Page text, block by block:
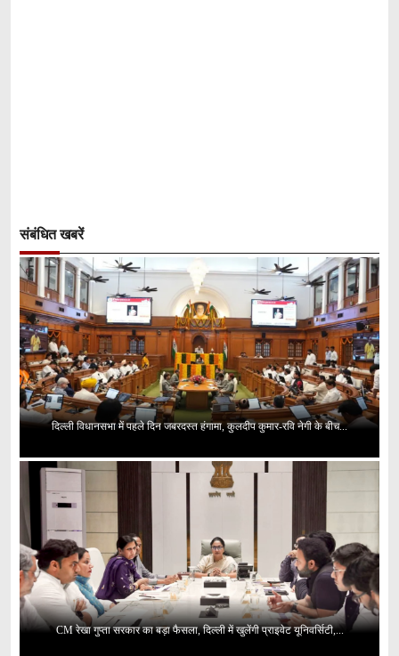
संबंधित खबरें
दिल्ली विधानसभा में पहले दिन जबरदस्त हंगामा, कुलदीप कुमार-रवि नेगी के बीच...
CM रेखा गुप्ता सरकार का बड़ा फैसला, दिल्ली में खुलेंगी प्राइवेट यूनिवर्सिटी,...